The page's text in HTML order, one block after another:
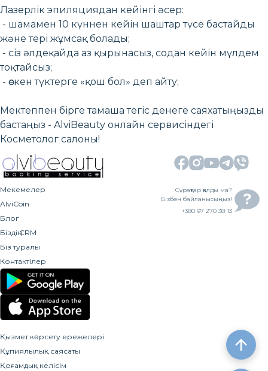
Лазерлік эпиляциядан кейінгі әсер:
- шамамен 10 күннен кейін шаштар түсе бастайды
және тері жұмсақ болады;
- сіз әлдеқайда аз қырынасыз, содан кейін мүлдем
тоқтайсыз;
- өскен түктерге «қош бол» деп айту;
Мектеппен бірге тамаша тегіс денеге саяхатыңызды
бастаңыз - AlviBeauty онлайн сервисіндегі
Косметолог салоны!
Мекемелер
AlviCoin
Блог
Біздің CRM
Біз туралы
Контактілер
Сұрақтар қалды ма?
Бізбен байланысыңыз!
+380 97 270 38 13
Қызмет көрсету ережелері
Құпиялылық саясаты
Қоғамдық келісім